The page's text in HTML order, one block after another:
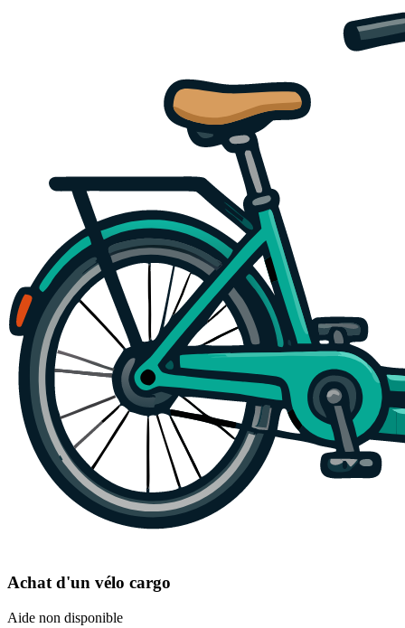
Achat d'un vélo cargo
Aide non disponible